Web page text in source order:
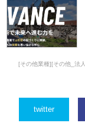
[その他業種][その他_法
twitter